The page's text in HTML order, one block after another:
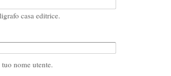
casa editrice.
nome utente.